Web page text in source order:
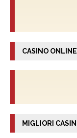
CASINO ONLINE
MIGLIORI